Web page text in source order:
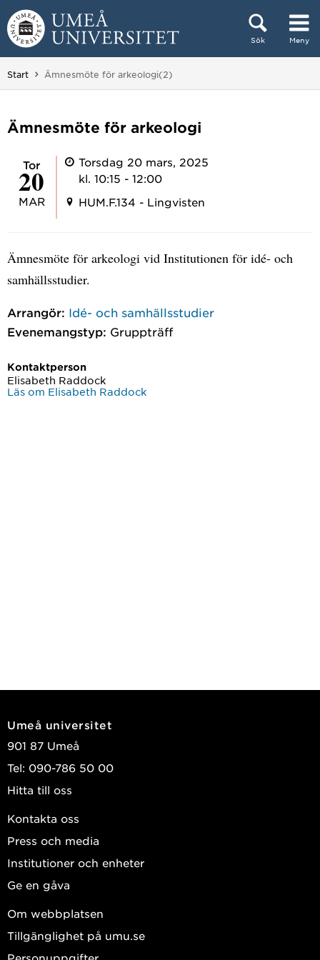
Hoppa direkt till innehållet
Sök Meny
Huvudmenyn dold.
Start Du är här:
Ämnesmöte för arkeologi(2)
Ämnesmöte för arkeologi
tor
20
MAR
Torsdag 20 mars, 2025
kl. 10:15 - 12:00
HUM.F.134 - Lingvisten
Ämnesmöte för arkeologi vid Institutionen för idé- och
samhällsstudier.
Arrangör: Idé- och samhällsstudier
Evenemangstyp: Gruppträff
Kontaktperson
Elisabeth Raddock
Läs om Elisabeth Raddock
Umeå universitet
901 87 Umeå
Tel: 090-786 50 00
Hitta till oss
Kontakta oss
Press och media
Institutioner och enheter
Ge en gåva
Om webbplatsen
Tillgänglighet på umu.se